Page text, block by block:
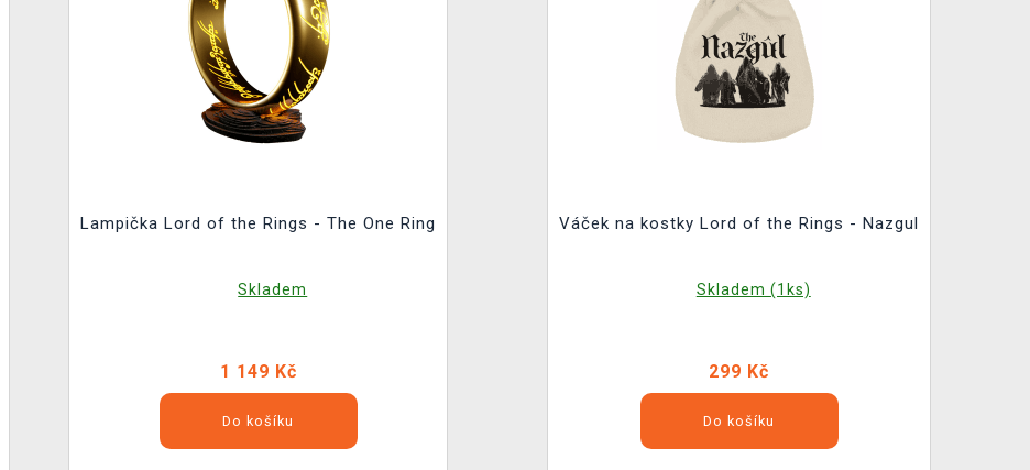
Lampička Lord of the Rings - The One Ring
Skladem
1 149 Kč
Do košíku
Váček na kostky Lord of the Rings - Nazgul
Skladem (1ks)
299 Kč
Do košíku